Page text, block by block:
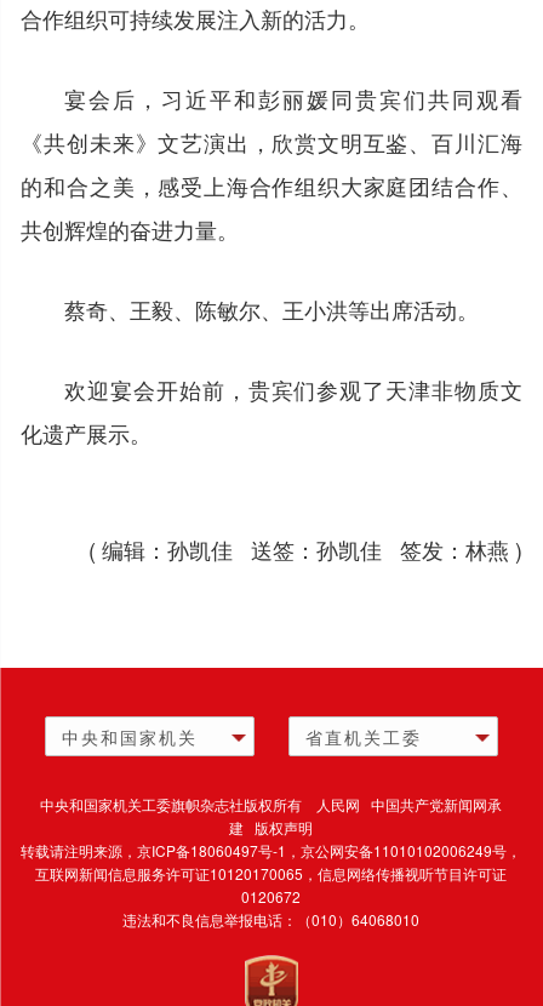
合作组织可持续发展注入新的活力。
宴会后，习近平和彭丽媛同贵宾们共同观看
《共创未来》文艺演出，欣赏文明互鉴、百川汇海
的和合之美，感受上海合作组织大家庭团结合作、
共创辉煌的奋进力量。
蔡奇、王毅、陈敏尔、王小洪等出席活动。
欢迎宴会开始前，贵宾们参观了天津非物质文
化遗产展示。
( 编辑：孙凯佳 送签：孙凯佳 签发：林燕 )
中央和国家机关 省直机关工委
中央和国家机关工委旗帜杂志社版权所有 人民网 中国共产党新闻网承
建 版权声明
转载请注明来源，京ICP备18060497号-1 ，京公网安备11010102006249号，
互联网新闻信息服务许可证10120170065，信息网络传播视听节目许可证
0120672
违法和不良信息举报电话：（010）64068010